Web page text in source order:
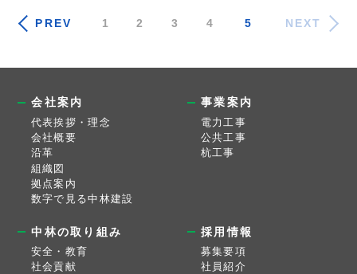
PREV 1 2 3 4 5 NEXT
会社案内
代表挨拶・理念
会社概要
沿革
組織図
拠点案内
数字で見る中林建設
事業案内
電力工事
公共工事
杭工事
中林の取り組み
安全・教育
社会貢献
採用情報
募集要項
社員紹介